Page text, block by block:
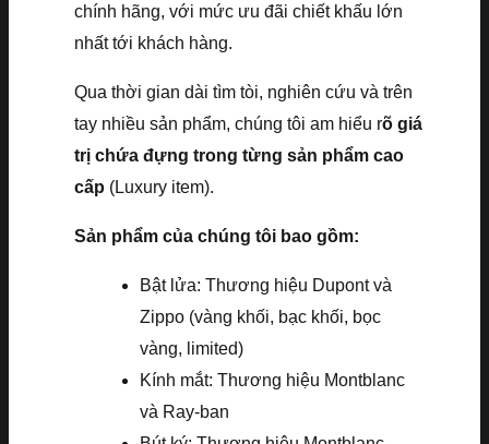
chính hãng, với mức ưu đãi chiết khấu lớn
nhất tới khách hàng.
Qua thời gian dài tìm tòi, nghiên cứu và trên
tay nhiều sản phẩm, chúng tôi am hiểu rõ giá
trị chứa đựng trong từng sản phẩm cao
cấp (Luxury item).
Sản phẩm của chúng tôi bao gồm:
Bật lửa: Thương hiệu Dupont và
Zippo (vàng khối, bạc khối, bọc
vàng, limited)
Kính mắt: Thương hiệu Montblanc
và Ray-ban